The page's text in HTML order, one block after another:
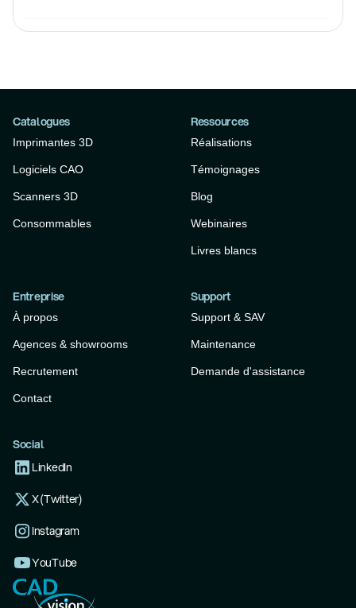
Catalogues
Imprimantes 3D
Logiciels CAO
Scanners 3D
Consommables
Ressources
Réalisations
Témoignages
Blog
Webinaires
Livres blancs
Entreprise
À propos
Agences & showrooms
Recrutement
Contact
Support
Support & SAV
Maintenance
Demande d'assistance
Social
LinkedIn
X (Twitter)
Instagram
YouTube